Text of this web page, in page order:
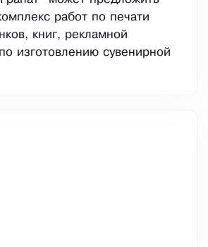
работ по печати
книг, рекламной
изготовлению сувенирной